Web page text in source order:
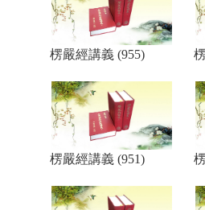
楞嚴經講義 (955)
楞嚴經講義 (951)